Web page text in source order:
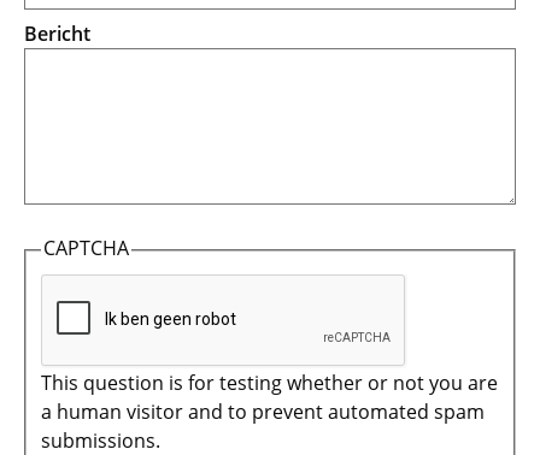
Bericht
CAPTCHA
This question is for testing whether or not you are
a human visitor and to prevent automated spam
submissions.